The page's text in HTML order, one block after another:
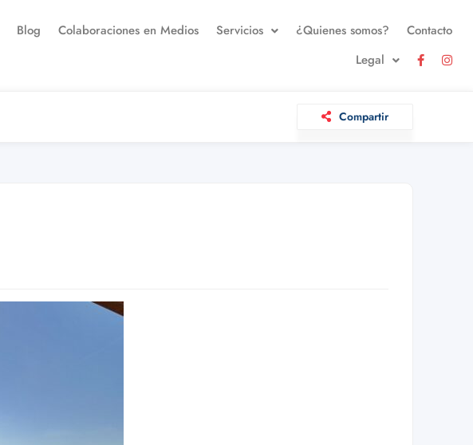
Blog Colaboraciones en Medios Servicios ¿Quienes somos?
Contacto
Legal
Compartir